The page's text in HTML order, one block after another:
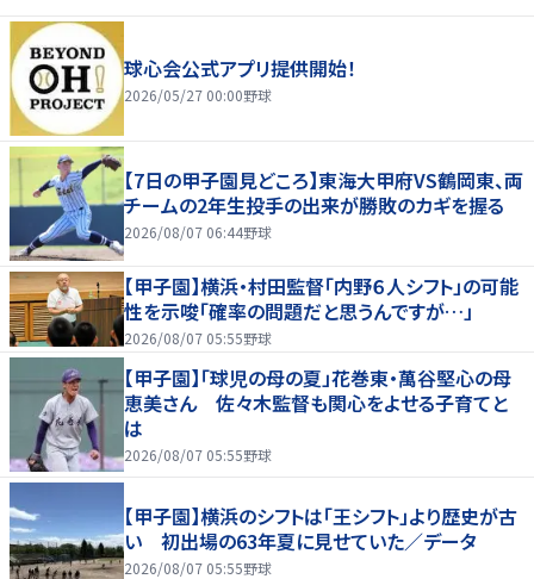
球心会公式アプリ提供開始！
2026/05/27 00:00野球
【7日の甲子園見どころ】東海大甲府VS鶴岡東、両
チームの2年生投手の出来が勝敗のカギを握る
2026/08/07 06:44野球
【甲子園】横浜・村田監督「内野６人シフト」の可能
性を示唆「確率の問題だと思うんですが…」
2026/08/07 05:55野球
【甲子園】「球児の母の夏」花巻東・萬谷堅心の母
恵美さん 佐々木監督も関心をよせる子育てと
は
2026/08/07 05:55野球
【甲子園】横浜のシフトは「王シフト」より歴史が古
い 初出場の63年夏に見せていた／データ
2026/08/07 05:55野球